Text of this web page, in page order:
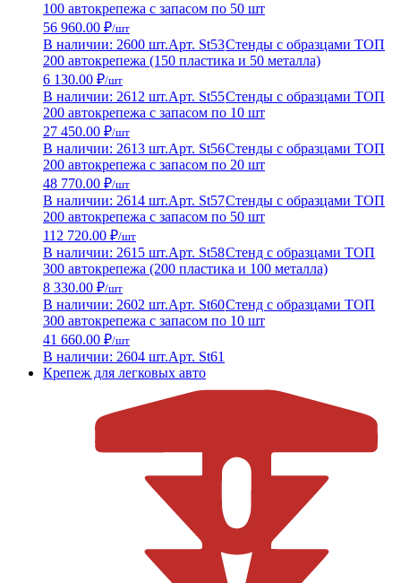
100 автокрепежа с запасом по 50 шт
56 960.00 ₽/шт
В наличии: 2600 шт.Арт. St53Стенды с образцами ТОП
200 автокрепежа (150 пластика и 50 металла)
6 130.00 ₽/шт
В наличии: 2612 шт.Арт. St55Стенды с образцами ТОП
200 автокрепежа с запасом по 10 шт
27 450.00 ₽/шт
В наличии: 2613 шт.Арт. St56Стенды с образцами ТОП
200 автокрепежа с запасом по 20 шт
48 770.00 ₽/шт
В наличии: 2614 шт.Арт. St57Стенды с образцами ТОП
200 автокрепежа с запасом по 50 шт
112 720.00 ₽/шт
В наличии: 2615 шт.Арт. St58Стенд с образцами ТОП
300 автокрепежа (200 пластика и 100 металла)
8 330.00 ₽/шт
В наличии: 2602 шт.Арт. St60Стенд с образцами ТОП
300 автокрепежа с запасом по 10 шт
41 660.00 ₽/шт
В наличии: 2604 шт.Арт. St61
Крепеж для легковых авто